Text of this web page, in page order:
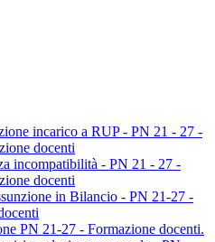
incarico a RUP - PN 21 - 27 -
docenti
incompatibilità - PN 21 - 27 -
docenti
in Bilancio - PN 21-27 -
PN 21-27 - Formazione docenti.